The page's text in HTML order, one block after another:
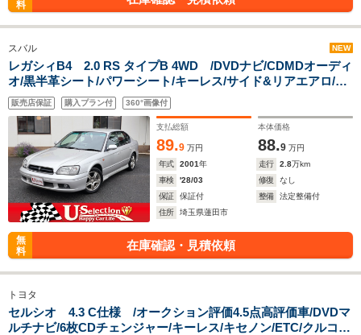
料
スバル NEW
レガシィB4 2.0 RS タイプB 4WD /DVDナビ/CDMDオーディ
オ/黒半革シート/パワーシート/キーレス/サイド&リアエアロ/キ
セノン/C型/全車検ディーラー整備車/ワンオーナー/純正アルミ/
ドアバイザー/ビルシュタイン足回り
販売店保証 購入プラン付 360°画像付
支払総額
89.9 万円
本体価格
88.9 万円
年式
2001年 走行 2.8万km
車検
'28/03 修復
なし
保証
保証付 整備
法定整備付
住所
埼玉県蓮田市
無
料
在庫確認・見積依頼
トヨタ
セルシオ 4.3 C仕様 /オークション評価4.5点高評価車/DVDマ
ルチナビ/6枚CDチェンジャー/キーレス/キセノン/ETC/クルコ